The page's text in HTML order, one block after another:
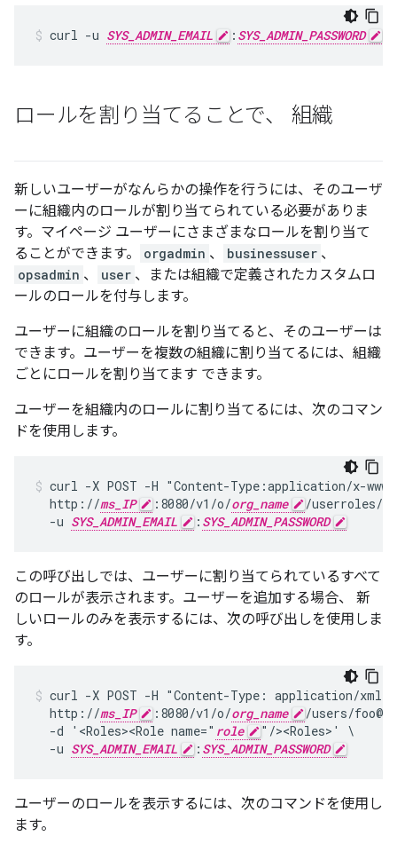
curl -u SYS_ADMIN_EMAIL : SYS_ADMIN_PASSWORD
ロールを割り当てることで、 組織
新しいユーザーがなんらかの操作を行うには、そのユーザ
ーに組織内のロールが割り当てられている必要がありま
す。マイページ ユーザーにさまざまなロールを割り当て
ることができます。
orgadmin 、 businessuser 、
opsadmin 、 user 、または組織で定義されたカスタムロ
ールのロールを付与します。
ユーザーに組織のロールを割り当てると、そのユーザーは
できます。ユーザーを複数の組織に割り当てるには、組織
ごとにロールを割り当てます できます。
ユーザーを組織内のロールに割り当てるには、次のコマン
ドを使用します。
curl -X POST -H "Content-Type:application/x-
  http://
ms_IP :8080/v1/o/org_name /userroles/
  -u
SYS_ADMIN_EMAIL : SYS_ADMIN_PASSWORD
この呼び出しでは、ユーザーに割り当てられているすべて
のロールが表示されます。ユーザーを追加する場合、 新
しいロールのみを表示するには、次の呼び出しを使用しま
す。
curl -X POST -H "Content-Type: application/
  http://
ms_IP :8080/v1/o/org_name
/users/
  -d '<Roles><Role name="
role
"/><Roles>' \
  -u
SYS_ADMIN_EMAIL : SYS_ADMIN_PASSWORD
ユーザーのロールを表示するには、次のコマンドを使用し
ます。